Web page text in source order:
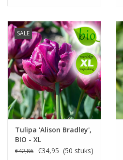
SALE
Tulipa 'Alison Bradley',
BIO - XL
voordeelverpakking
€42,86 €34,95 (50 stuks)